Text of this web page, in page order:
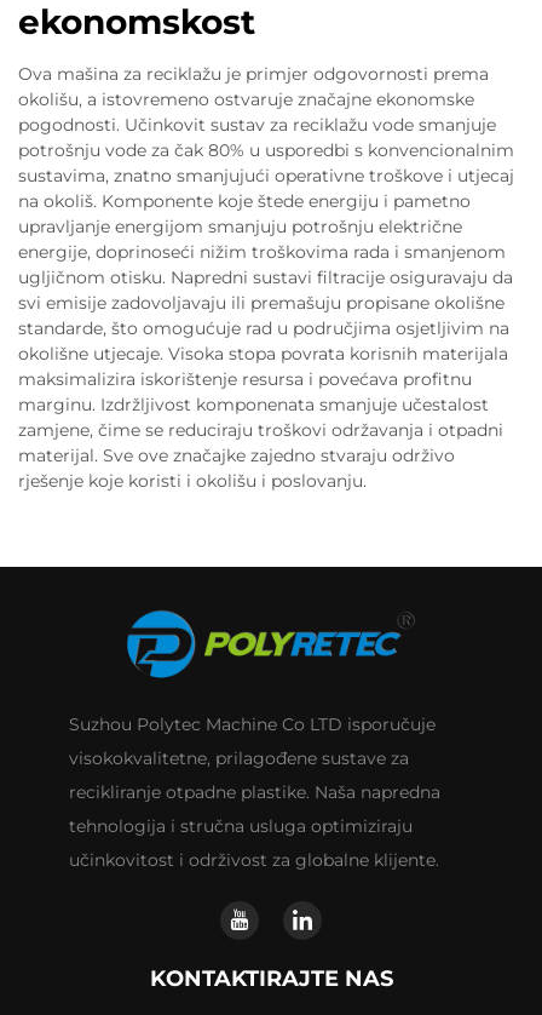
ekonomskost
Ova mašina za reciklažu je primjer odgovornosti prema
okolišu, a istovremeno ostvaruje značajne ekonomske
pogodnosti. Učinkovit sustav za reciklažu vode smanjuje
potrošnju vode za čak 80% u usporedbi s konvencionalnim
sustavima, znatno smanjujući operativne troškove i utjecaj
na okoliš. Komponente koje štede energiju i pametno
upravljanje energijom smanjuju potrošnju električne
energije, doprinoseći nižim troškovima rada i smanjenom
ugljičnom otisku. Napredni sustavi filtracije osiguravaju da
svi emisije zadovoljavaju ili premašuju propisane okolišne
standarde, što omogućuje rad u područjima osjetljivim na
okolišne utjecaje. Visoka stopa povrata korisnih materijala
maksimalizira iskorištenje resursa i povećava profitnu
marginu. Izdržljivost komponenata smanjuje učestalost
zamjene, čime se reduciraju troškovi održavanja i otpadni
materijal. Sve ove značajke zajedno stvaraju održivo
rješenje koje koristi i okolišu i poslovanju.
Suzhou Polytec Machine Co LTD isporučuje
visokokvalitetne, prilagođene sustave za
recikliranje otpadne plastike. Naša napredna
tehnologija i stručna usluga optimiziraju
učinkovitost i održivost za globalne klijente.
KONTAKTIRAJTE NAS